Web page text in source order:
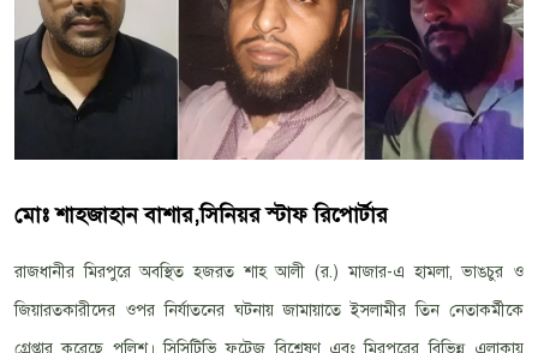
মোঃ শাহজাহান বাশার,সিনিয়র স্টাফ রিপোর্টার
রাজধানীর মিরপুরে অবস্থিত হজরত শাহ আলী (র.) মাজার-এ হামলা, ভাঙচুর ও
জিয়ারতকারীদের ওপর নির্যাতনের ঘটনায় জামায়াতে ইসলামীর তিন নেতাকর্মীকে
গ্রেপ্তার করেছে পুলিশ। সিসিটিভি ফুটেজ বিশ্লেষণ এবং মিরপুরের বিভিন্ন এলাকায়